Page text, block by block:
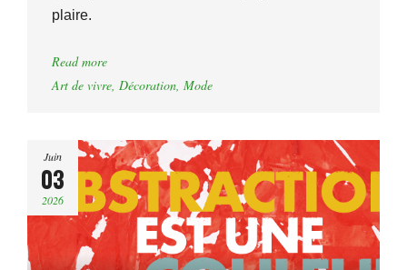
plaire.
Read more
Art de vivre, Décoration, Mode
Juin
03
2026